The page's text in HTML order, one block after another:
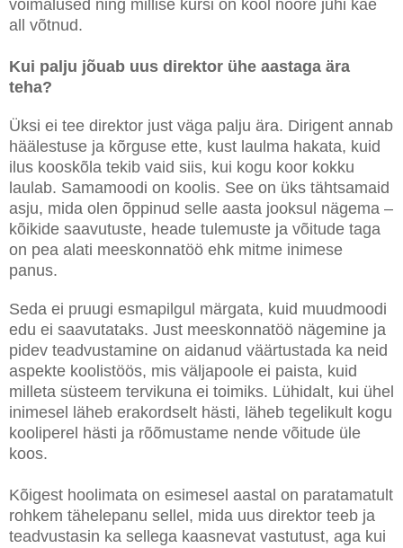
võimalused ning millise kursi on kool noore juhi käe
all võtnud.
Kui palju jõuab uus direktor ühe aastaga ära
teha?
Üksi ei tee direktor just väga palju ära. Dirigent annab
häälestuse ja kõrguse ette, kust laulma hakata, kuid
ilus kooskõla tekib vaid siis, kui kogu koor kokku
laulab. Samamoodi on koolis. See on üks tähtsamaid
asju, mida olen õppinud selle aasta jooksul nägema –
kõikide saavutuste, heade tulemuste ja võitude taga
on pea alati meeskonnatöö ehk mitme inimese
panus.
Seda ei pruugi esmapilgul märgata, kuid muudmoodi
edu ei saavutataks. Just meeskonnatöö nägemine ja
pidev teadvustamine on aidanud väärtustada ka neid
aspekte koolistöös, mis väljapoole ei paista, kuid
milleta süsteem tervikuna ei toimiks. Lühidalt, kui ühel
inimesel läheb erakordselt hästi, läheb tegelikult kogu
kooliperel hästi ja rõõmustame nende võitude üle
koos.
Kõigest hoolimata on esimesel aastal on paratamatult
rohkem tähelepanu sellel, mida uus direktor teeb ja
teadvustasin ka sellega kaasnevat vastutust, aga kui